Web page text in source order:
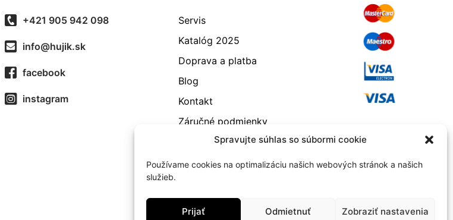
Spravujte súhlas so súbormi cookie
Používame cookies na optimalizáciu našich webových stránok a našich
služieb.
Prijať Odmietnuť Zobraziť nastavenia
+421 905 942 098
info@hujik.sk
facebook
instagram
Servis
Katalóg 2025
Doprava a platba
Blog
Kontakt
Záručné podmienky
Odstúpenie od zmluvy
Reklamácia a vrátenie
Zásady používania súborov
cookie (EÚ)